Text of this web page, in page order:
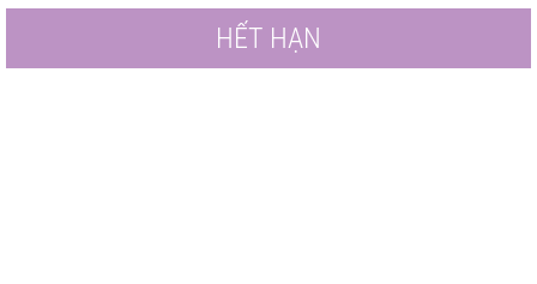
HẾT HẠN